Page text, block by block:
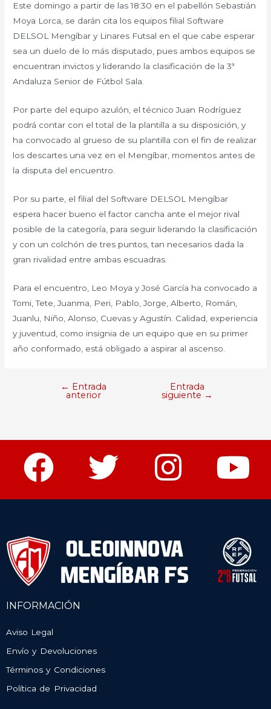
Este domingo a partir de las 18:30 en el pabellón Sebastián
Moya Lorca, se darán cita los equipos filial Software
DELSOL Mengíbar y Linares Futsal en el que cabe esperar
sea un duelo de lo más disputado, pues ambos equipos se
encuentran invictos y liderando la clasificación de la 3ª
Andaluza Senior de Fútbol Sala.
Por parte del equipo azulón, el técnico Juan Rodríguez
podrá contar con el total de la plantilla a su disposición, y
ha convocado al grueso de su plantilla con el fin de realizar
los descartes una vez en el Mengíbar, momentos antes de
la disputa del encuentro.
Por su parte, el filial del Software DELSOL Mengíbar
espera hacer bueno el factor cancha ante el mejor rival
posible de la categoría, para seguir liderando la clasificación
y con un colchón de tres puntos, tan necesarios dada la
gran rivalidad entre ambas escuadras.
Para el encuentro, Leo Moya y José García ha convocado a
Tomi, Tete, Juanma, Peri, Pablo, Jorge, Alberto, Román,
Juanlu, Niño, Alonso, Cuevas y Agustín. Calidad, experiencia
y juventud, como insignia de un equipo que en su primer
año conformado, está obligado a aspirar al ascenso.
← Entrada
anterior
Entrada
siguiente →
INFORMACIÓN
Aviso Legal
Envío y Devoluciones
Términos y Condiciones
Política de Privacidad